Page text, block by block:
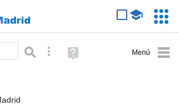
Búsqueda avanzada
Ayuda
(en